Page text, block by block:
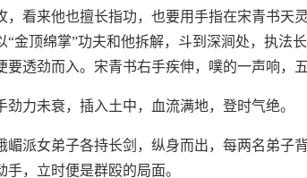
，看来他也擅长指功，也要用手指在宋青书天
金顶绵掌”功夫和他拆解，斗到深涧处，执法
要透劲而入。宋青书右手疾伸，噗的一声响，
力未衰，插入土中，血流满地，登时气绝。
嵋派女弟子各持长剑，纵身而出，每两名弟子
，立时便是群殴的局面。